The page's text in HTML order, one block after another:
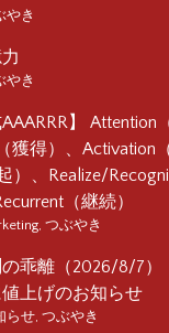
やき
やき
】 Attention
獲得）、Activation
）、Realize/
（継続）
つぶやき
の乖離（2026/8/7
値上げのお知らせ
らせ つぶやき